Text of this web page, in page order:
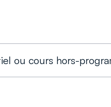
ou cours hors-